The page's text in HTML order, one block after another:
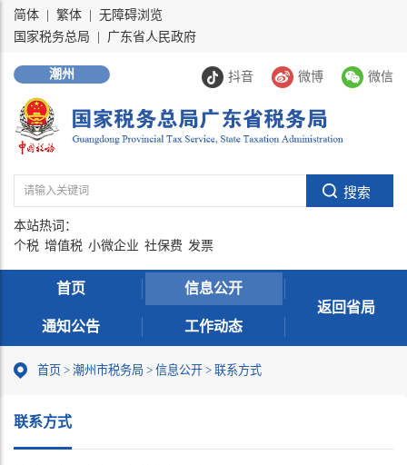
简体 繁体
无障碍浏览
国家税务总局
广东省人民政府
抖音 微博 微信
潮州
本站热词：
个税 增值税 小微企业 社保费 发票
首页 信息公开
通知公告 工作动态
返回省局
首页 > 潮州市税务局 > 信息公开 > 联系方式
联系方式